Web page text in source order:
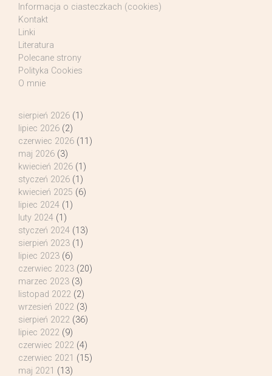
Informacja o ciasteczkach (cookies)
Kontakt
Linki
Literatura
Polecane strony
Polityka Cookies
O mnie
sierpień 2026 (1)
lipiec 2026 (2)
czerwiec 2026 (11)
maj 2026 (3)
kwiecień 2026 (1)
styczeń 2026 (1)
kwiecień 2025 (6)
lipiec 2024 (1)
luty 2024 (1)
styczeń 2024 (13)
sierpień 2023 (1)
lipiec 2023 (6)
czerwiec 2023 (20)
marzec 2023 (3)
listopad 2022 (2)
wrzesień 2022 (3)
sierpień 2022 (36)
lipiec 2022 (9)
czerwiec 2022 (4)
czerwiec 2021 (15)
maj 2021 (13)